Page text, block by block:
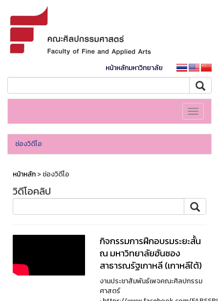
หน้าหลักมหาวิทยาลัย
Toggle
ช่องวิดีโอ
หน้าหลัก> ช่องวิดีโอ
วิดีโอคลิป
กิจกรรมการฝึกอบรมระยะสั้น
ณ มหาวิทยาลัยฮันซอง
สาธารณรัฐเกาหลี (เกาหลีใต้)
งานประชาสัมพันธ์เพจคณะศิลปกรรม
ศาสตร์